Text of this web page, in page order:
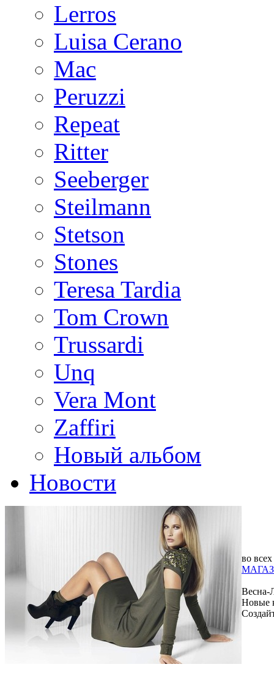
Lerros
Luisa Cerano
Mac
Peruzzi
Repeat
Ritter
Seeberger
Steilmann
Stetson
Stones
Teresa Tardia
Tom Crown
Trussardi
Unq
Vera Mont
Zaffiri
Новый альбом
Новости
во всех
Весна-
Новые